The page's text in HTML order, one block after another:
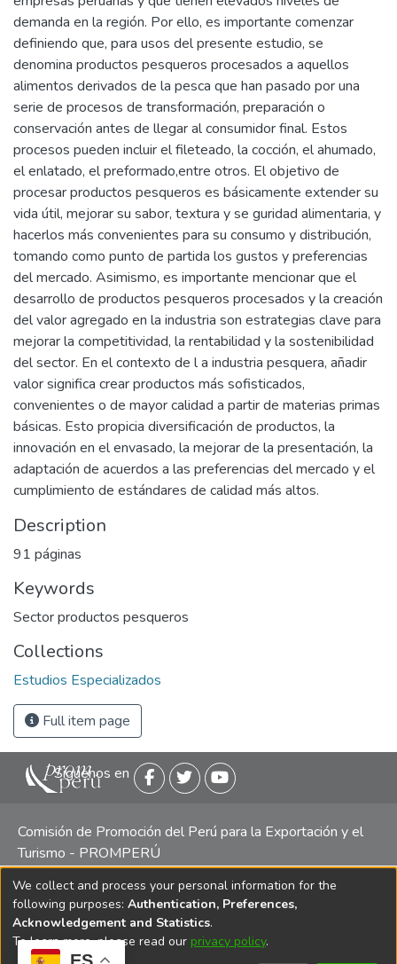
demanda en la región. Por ello, es importante comenzar
definiendo que, para usos del presente estudio, se
denomina productos pesqueros procesados a aquellos
alimentos derivados de la pesca que han pasado por una
serie de procesos de transformación, preparación o
conservación antes de llegar al consumidor final. Estos
procesos pueden incluir el fileteado, la cocción, el ahumado,
el enlatado, el preformado,entre otros. El objetivo de
procesar productos pesqueros es básicamente extender su
vida útil, mejorar su sabor, textura y se guridad alimentaria, y
hacerlos más convenientes para su consumo y distribución,
tomando como punto de partida los gustos y preferencias
del mercado. Asimismo, es importante mencionar que el
desarrollo de productos pesqueros procesados y la creación
del valor agregado en la industria son estrategias clave para
mejorar la competitividad, la rentabilidad y la sostenibilidad
del sector. En el contexto de l a industria pesquera, añadir
valor significa crear productos más sofisticados,
convenientes o de mayor calidad a partir de materias primas
básicas. Esto propicia diversificación de productos, la
innovación en el envasado, la mejorar de la presentación, la
adaptación de acuerdos a las preferencias del mercado y el
cumplimiento de estándares de calidad más altos.
Description
91 páginas
Keywords
Sector productos pesqueros
Collections
Estudios Especializados
Full item page
Siguenos en
Comisión de Promoción del Perú para la Exportación y el
Turismo - PROMPERÚ
Central telefónica: (511) 616 7300 / 616 7400 Calle Uno
Oeste 50, Edificio Mincetur, Pisos 13 y 14, San Isidro -
Lima
We collect and process your personal information for the
following purposes: Authentication, Preferences,
Acknowledgement and Statistics.
To learn more, please read our privacy policy.